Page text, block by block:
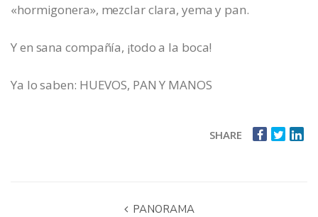
«hormigonera», mezclar clara, yema y pan.
Y en sana compañía, ¡todo a la boca!
Ya lo saben: HUEVOS, PAN Y MANOS
SHARE
PANORAMA